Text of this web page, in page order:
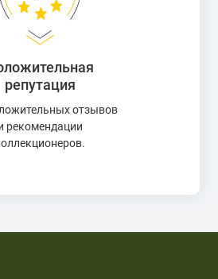
репутация
отзывов
рекомендации